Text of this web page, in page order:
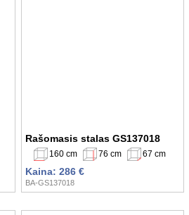
Rašomasis stalas GS137018
160 cm 76 cm 67 cm
Kaina: 286 €
BA-GS137018